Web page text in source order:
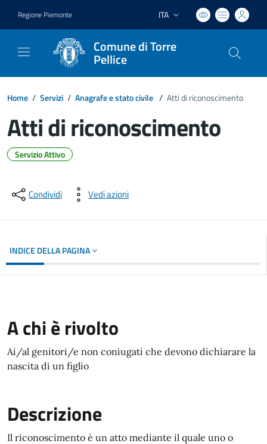
Regione Piemonte Lingua attiva:
ITA
Comune di Torre
Pellice
Home / Servizi / Anagrafe e stato civile / Atti di riconoscimento
Atti di riconoscimento
Servizio Attivo
Condividi Vedi azioni
INDICE DELLA PAGINA
A chi è rivolto
Ai/al genitori/e non coniugati che devono dichiarare la
nascita di un figlio
Descrizione
Il riconoscimento è un atto mediante il quale uno o